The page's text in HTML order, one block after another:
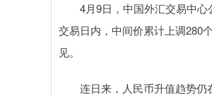
4月9日，中国外汇交易中心
交易日内，中间价累计上调280
见。
连日来，人民币升值趋势仍